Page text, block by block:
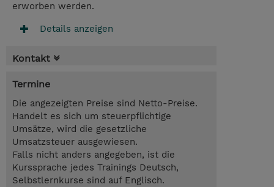
erworben werden.
Details anzeigen
Kontakt
Termine
Die angezeigten Preise sind Netto-Preise.
Handelt es sich um steuerpflichtige
Umsätze, wird die gesetzliche
Umsatzsteuer ausgewiesen.
Falls nicht anders angegeben, ist die
Kurssprache jedes Trainings Deutsch,
Selbstlernkurse sind auf Englisch.